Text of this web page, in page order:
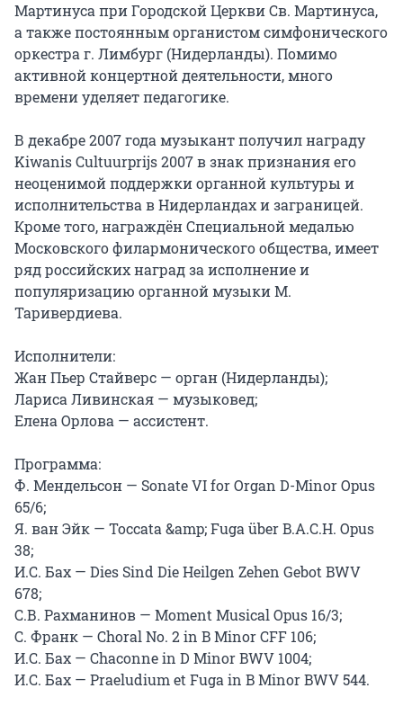
Мартинуса при Городской Церкви Св. Мартинуса,
а также постоянным органистом симфонического
оркестра г. Лимбург (Нидерланды). Помимо
активной концертной деятельности, много
времени уделяет педагогике.
В декабре 2007 года музыкант получил награду
Kiwanis Cultuurprijs 2007 в знак признания его
неоценимой поддержки органной культуры и
исполнительства в Нидерландах и заграницей.
Кроме того, награждён Специальной медалью
Московского филармонического общества, имеет
ряд российских наград за исполнение и
популяризацию органной музыки М.
Таривердиева.
Исполнители:
Жан Пьер Стайверс — орган (Нидерланды);
Лариса Ливинская — музыковед;
Елена Орлова — ассистент.
Программа:
Ф. Мендельсон — Sonate VI for Organ D-Minor Opus
65/6;
Я. ван Эйк — Toccata &amp; Fuga über B.A.C.H. Opus
38;
И.С. Бах — Dies Sind Die Heilgen Zehen Gebot BWV
678;
С.В. Рахманинов — Moment Musical Opus 16/3;
C. Франк — Choral No. 2 in B Minor CFF 106;
И.С. Бах — Chaconne in D Minor BWV 1004;
И.С. Бах — Praeludium et Fuga in B Minor BWV 544.